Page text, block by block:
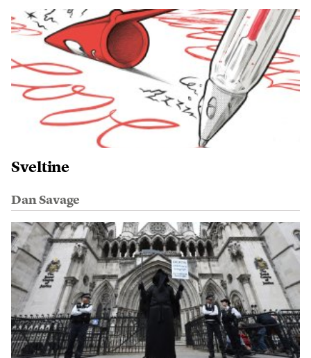
Sveltine
Dan Savage